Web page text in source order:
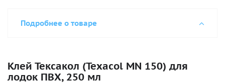
Подробнее о товаре
Клей Тексакол (Texacol MN 150) для
лодок ПВХ, 250 мл